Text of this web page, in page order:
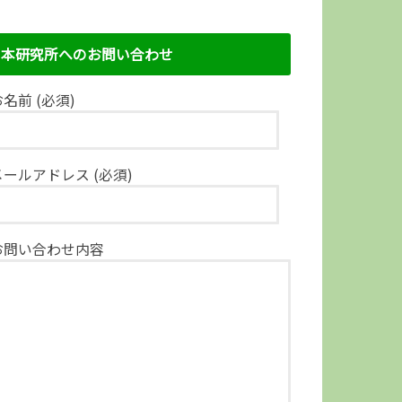
本研究所へのお問い合わせ
前 (必須)
ルアドレス (必須)
い合わせ内容